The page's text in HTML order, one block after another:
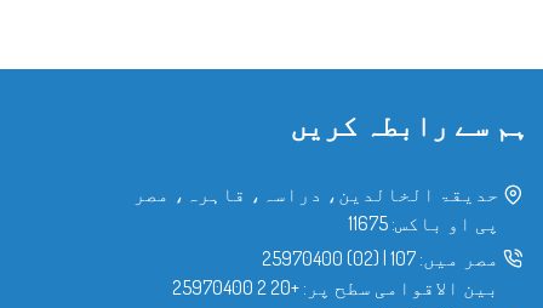
ہم سے رابطہ کریں
حدیقۃ الخالدین، دراسہ، قاہرہ، مصر
پی او باکس: 11675
مصر میں: 107
|
(02) 25970400
بین الاقوامی سطح پر: +20 2 25970400